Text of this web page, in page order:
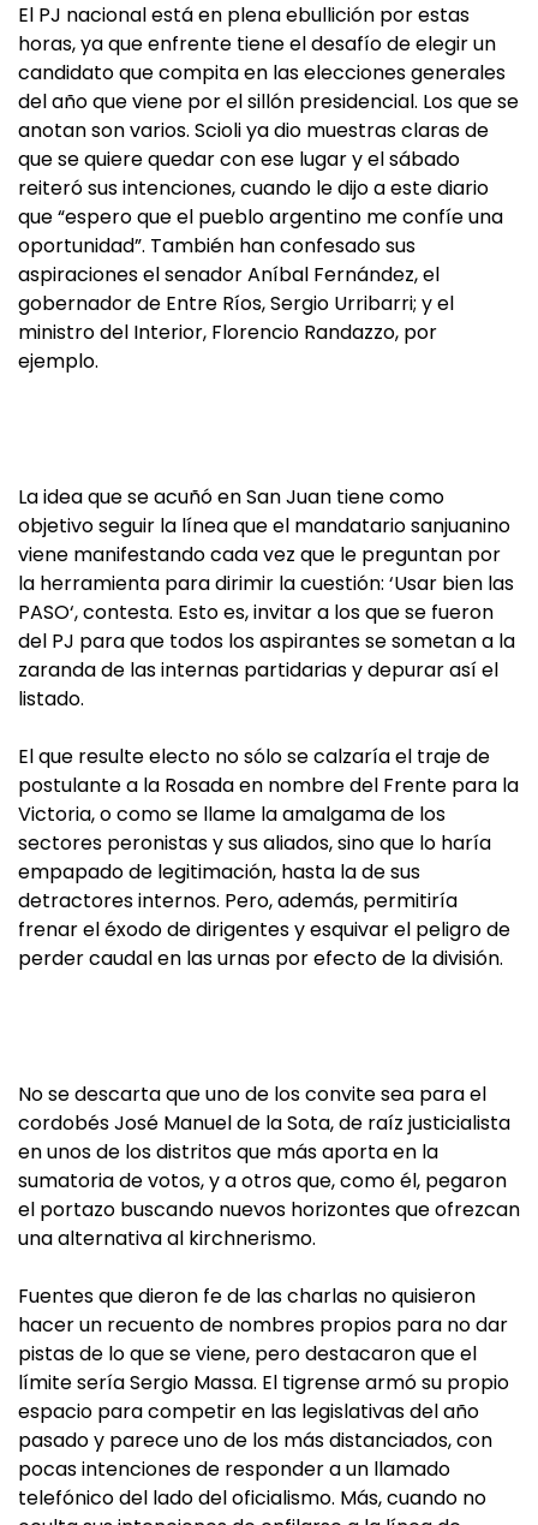
El PJ nacional está en plena ebullición por estas
horas, ya que enfrente tiene el desafío de elegir un
candidato que compita en las elecciones generales
del año que viene por el sillón presidencial. Los que se
anotan son varios. Scioli ya dio muestras claras de
que se quiere quedar con ese lugar y el sábado
reiteró sus intenciones, cuando le dijo a este diario
que “espero que el pueblo argentino me confíe una
oportunidad”. También han confesado sus
aspiraciones el senador Aníbal Fernández, el
gobernador de Entre Ríos, Sergio Urribarri; y el
ministro del Interior, Florencio Randazzo, por
ejemplo.
La idea que se acuñó en San Juan tiene como
objetivo seguir la línea que el mandatario sanjuanino
viene manifestando cada vez que le preguntan por
la herramienta para dirimir la cuestión: ‘Usar bien las
PASO‘, contesta. Esto es, invitar a los que se fueron
del PJ para que todos los aspirantes se sometan a la
zaranda de las internas partidarias y depurar así el
listado.
El que resulte electo no sólo se calzaría el traje de
postulante a la Rosada en nombre del Frente para la
Victoria, o como se llame la amalgama de los
sectores peronistas y sus aliados, sino que lo haría
empapado de legitimación, hasta la de sus
detractores internos. Pero, además, permitiría
frenar el éxodo de dirigentes y esquivar el peligro de
perder caudal en las urnas por efecto de la división.
No se descarta que uno de los convite sea para el
cordobés José Manuel de la Sota, de raíz justicialista
en unos de los distritos que más aporta en la
sumatoria de votos, y a otros que, como él, pegaron
el portazo buscando nuevos horizontes que ofrezcan
una alternativa al kirchnerismo.
Fuentes que dieron fe de las charlas no quisieron
hacer un recuento de nombres propios para no dar
pistas de lo que se viene, pero destacaron que el
límite sería Sergio Massa. El tigrense armó su propio
espacio para competir en las legislativas del año
pasado y parece uno de los más distanciados, con
pocas intenciones de responder a un llamado
telefónico del lado del oficialismo. Más, cuando no